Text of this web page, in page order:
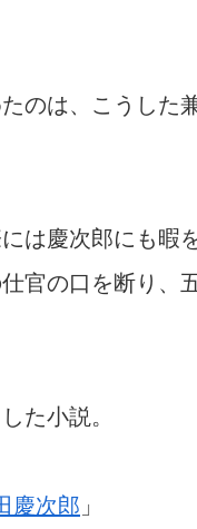
のは、こうした
は慶次郎にも暇
官の口を断り、
た小説。
慶次郎 」